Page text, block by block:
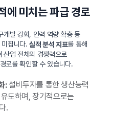
에 미치는 파급 경로
개발 강화, 인력 역량 확충 등
미칩니다.실적 분석 지표를 통해
산업 전체의 경쟁력으로
로를 확인할 수 있습니다.
:설비투자를 통한 생산능력
도하며, 장기적으로는
.